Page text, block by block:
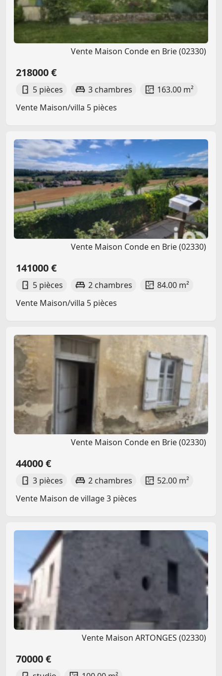
Vente Maison Conde en Brie (02330)
218000 €
5 pièces 3 chambres
163.00 m²
Vente Maison/villa 5 pièces
Vente Maison Conde en Brie (02330)
141000 €
5 pièces 2 chambres
84.00 m²
Vente Maison/villa 5 pièces
Vente Maison Conde en Brie (02330)
44000 €
3 pièces 2 chambres
52.00 m²
Vente Maison de village 3 pièces
Vente Maison ARTONGES (02330)
70000 €